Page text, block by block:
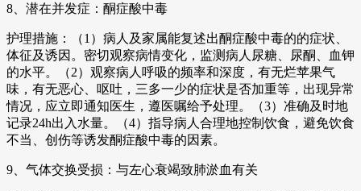
8、潜在并发症：酮症酸中毒
护理措施：（1）病人及家属能复述出酮症酸中毒的的症状、
体征及诱因。密切观察病情变化，监测病人尿糖、尿酮、血钾
的水平。（2）观察病人呼吸的频率和深度，有无烂苹果气
味，有无恶心、呕吐，三多一少的症状是否加重等，出现异常
情况，应立即通知医生，遵医嘱给予处理。（3）准确及时地
记录24h出入水量。（4）指导病人合理地控制饮食，避免饮食
不当、创伤等诱发酮症酸中毒的因素。
9、气体交换受损：与左心衰竭致肺淤血有关